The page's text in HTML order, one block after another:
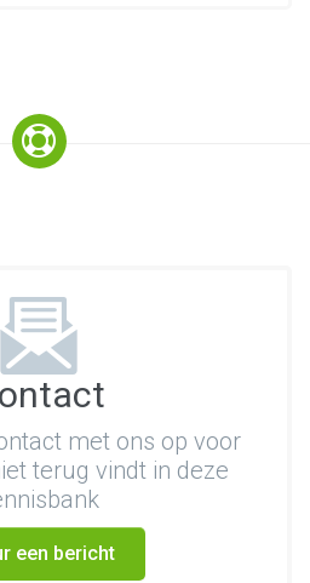
met ons op voor
terug vindt in deze
een bericht